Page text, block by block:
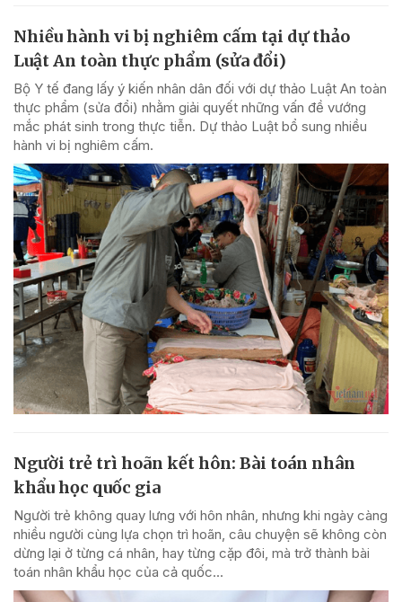
Nhiều hành vi bị nghiêm cấm tại dự thảo
Luật An toàn thực phẩm (sửa đổi)
Bộ Y tế đang lấy ý kiến nhân dân đối với dự thảo Luật An toàn
thực phẩm (sửa đổi) nhằm giải quyết những vấn đề vướng
mắc phát sinh trong thực tiễn. Dự thảo Luật bổ sung nhiều
hành vi bị nghiêm cấm.
Người trẻ trì hoãn kết hôn: Bài toán nhân
khẩu học quốc gia
Người trẻ không quay lưng với hôn nhân, nhưng khi ngày càng
nhiều người cùng lựa chọn trì hoãn, câu chuyện sẽ không còn
dừng lại ở từng cá nhân, hay từng cặp đôi, mà trở thành bài
toán nhân khẩu học của cả quốc...